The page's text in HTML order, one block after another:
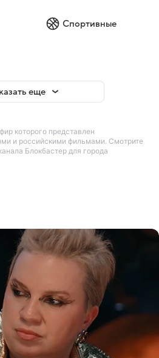
Спортивные
еще
которого представлен
и российскими фильмами. Смотрите
Блокбастер для города